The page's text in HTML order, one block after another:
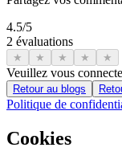
4.5/5
2 évaluations
★ ★ ★ ★ ★
Veuillez vous
Retour au blogs
Politique de
Cookies